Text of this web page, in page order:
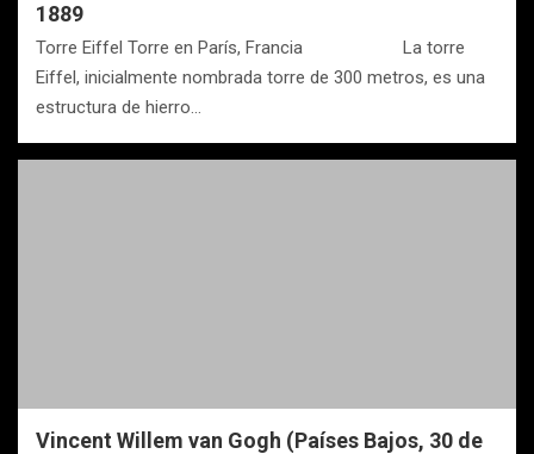
1889
Torre Eiffel Torre en París, Francia La torre
Eiffel, inicialmente nombrada torre de 300 metros, es una
estructura de hierro…
Vincent Willem van Gogh (Países Bajos, 30 de